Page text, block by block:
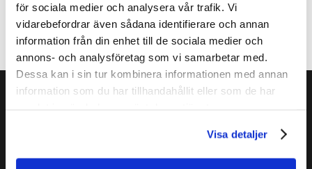
för sociala medier och analysera vår trafik. Vi
vidarebefordrar även sådana identifierare och annan
information från din enhet till de sociala medier och
annons- och analysföretag som vi samarbetar med.
Dessa kan i sin tur kombinera informationen med annan
information som du har tillhandahållit eller som de har
Visa detaljer
Senaste kommentarer